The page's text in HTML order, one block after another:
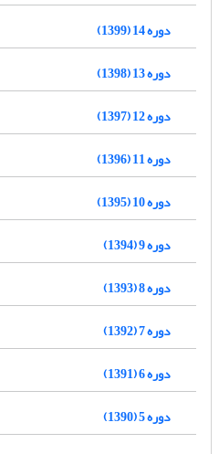
دوره 14 (1399)
دوره 13 (1398)
دوره 12 (1397)
دوره 11 (1396)
دوره 10 (1395)
دوره 9 (1394)
دوره 8 (1393)
دوره 7 (1392)
دوره 6 (1391)
دوره 5 (1390)